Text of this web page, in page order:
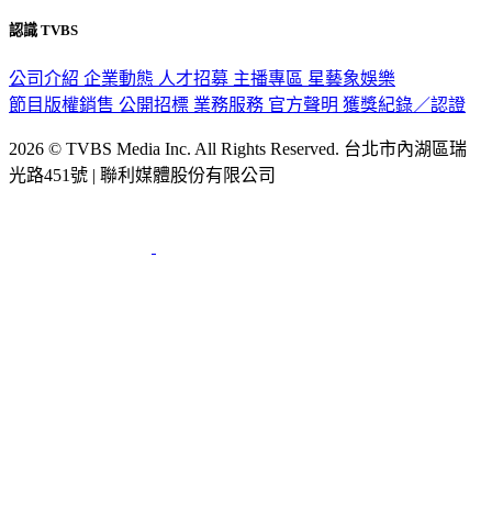
認識 TVBS
公司介紹 企業動態 人才招募 主播專區 星藝象娛樂
節目版權銷售 公開招標 業務服務 官方聲明 獲獎紀錄／認證
2026 © TVBS Media Inc. All Rights Reserved. 台北市內湖區瑞
光路451號 | 聯利媒體股份有限公司